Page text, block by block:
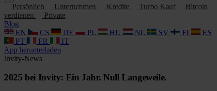
Persönlich Unternehmen Kredite Turbo Kauf
Bitcoin
verdienen
Private
Blog
EN
CS DE PL HU NL SV FI
ES
PT
FR
IT
App herunterladen
Invity-News
2025 bei Invity: Ein Jahr. Null Langeweile.